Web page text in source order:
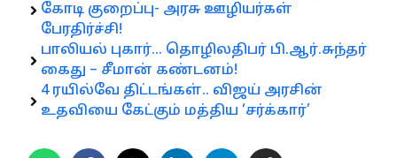
கோடி குறைப்பு- அரசு ஊழியர்கள்
பேரதிர்ச்சி!
பாலியல் புகார்… தொழிலதிபர் பி.ஆர்.சுந்தர்
கைது – சீமான் கண்டனம்!
4 ரயில்வே திட்டங்கள்.. விஜய் அரசின்
உதவியை கேட்கும் மத்திய ‘சர்க்கார்’